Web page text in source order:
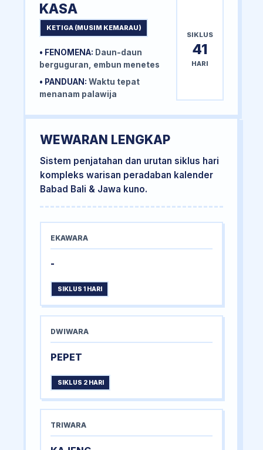
KASA
KETIGA (MUSIM KEMARAU)
• FENOMENA: Daun-daun
berguguran, embun menetes
• PANDUAN: Waktu tepat
menanam palawija
SIKLUS
41
HARI
WEWARAN LENGKAP
Sistem penjatahan dan urutan siklus hari
kompleks warisan peradaban kalender
Babad Bali & Jawa kuno.
EKAWARA
-
SIKLUS 1 HARI
DWIWARA
PEPET
SIKLUS 2 HARI
TRIWARA